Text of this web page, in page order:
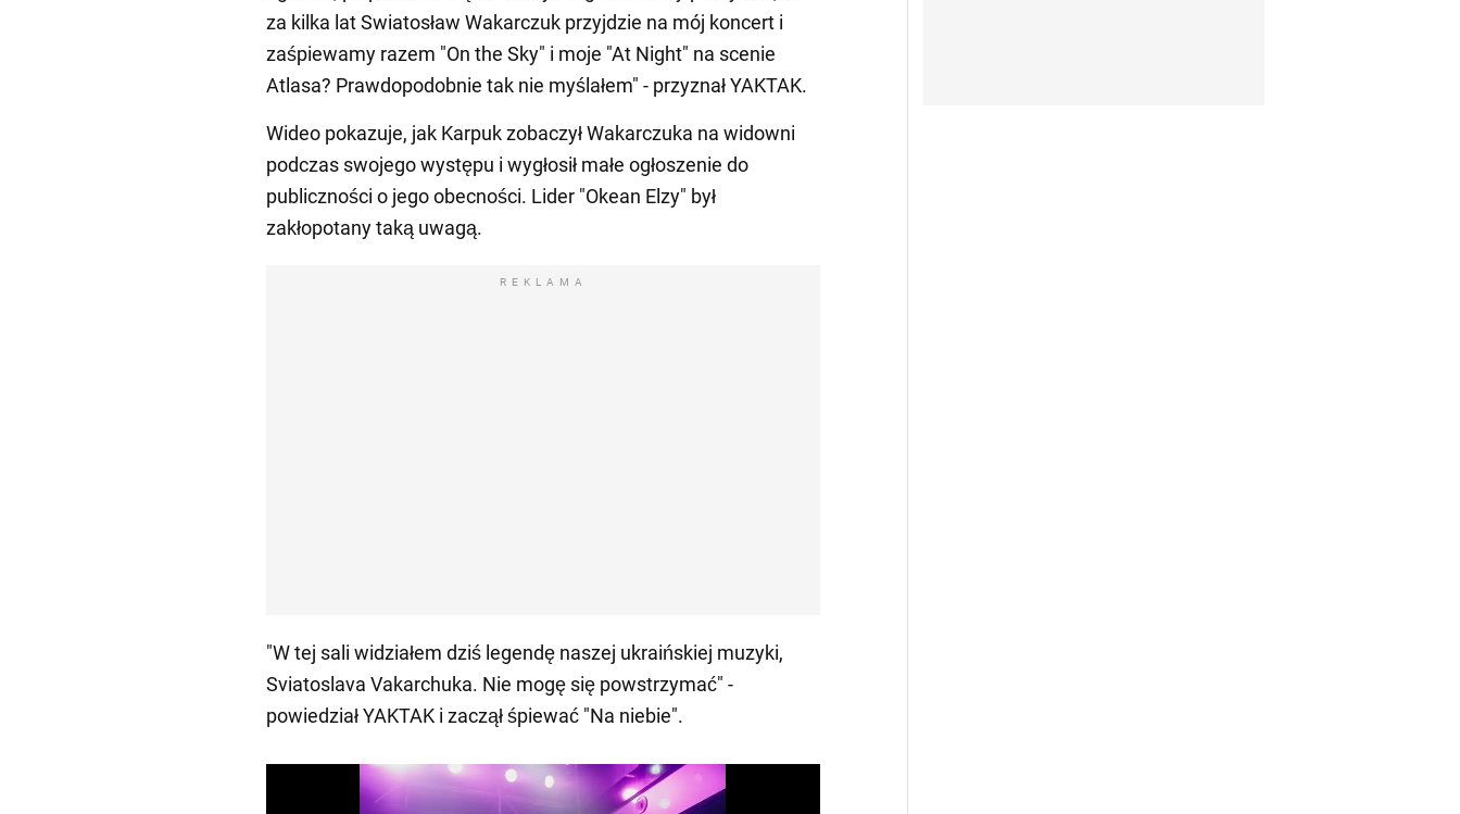
za kilka lat Swiatosław Wakarczuk przyjdzie na mój koncert i
zaśpiewamy razem "On the Sky" i moje "At Night" na scenie
Atlasa? Prawdopodobnie tak nie myślałem" - przyznał YAKTAK.
Wideo pokazuje, jak Karpuk zobaczył Wakarczuka na widowni
podczas swojego występu i wygłosił małe ogłoszenie do
publiczności o jego obecności. Lider "Okean Elzy" był
zakłopotany taką uwagą.
REKLAMA
"W tej sali widziałem dziś legendę naszej ukraińskiej muzyki,
Sviatoslava Vakarchuka. Nie mogę się powstrzymać" -
powiedział YAKTAK i zaczął śpiewać "Na niebie".